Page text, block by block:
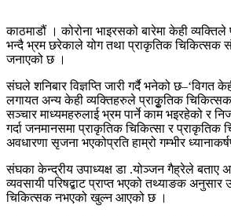
काठमाडौं । कोरोना भाइरसको बारेमा केही
भन्दै भ्रम छरेकाले योग तथा प्राकृतिक चिकित्सक
जनाएको छ ।
संघले शनिबार विज्ञप्ति जारी गर्दै भनेको छ–‘विगत
लगायत अन्य केही व्यक्तिहरुले प्राकृुतिक चिकित्सक
सञ्चार माध्यमहरुलाई भ्रम पार्ने काम भइरहेको र
गर्दा जनमानसमा प्राकृतिक चिकित्सा र प्राकृतिक
अवधारणा सृजना भएकोप्रति हाम्रो गम्भीर
संघका केन्द्रीय उपाध्यक्ष डा .योञ्जन गैह्रेले बताए
व्यवसायी परिषद्बाट प्राप्त भएको तथ्याङक
चिकित्सक नभएको खुल्न आएको छ ।